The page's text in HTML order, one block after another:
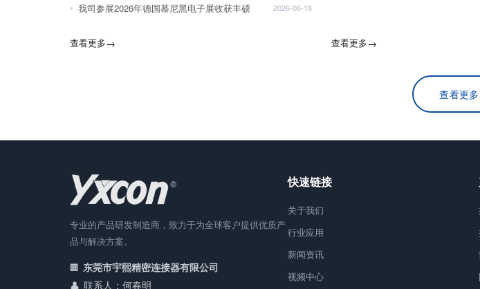
我司参展2026年德国慕尼黑电子展收获丰硕 2026-06-18
查看更多→ 查看更多→
查看更多
专业的产品研发制造商，致力于为全球客户提供优质产
品与解决方案。
东莞市宇熙精密连接器有限公司
联系人：何春明
快速链接
关于我们
行业应用
新闻资讯
视频中心